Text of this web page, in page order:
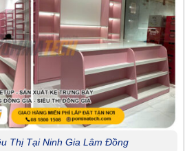
Thị Tại Ninh Gia Lâm Đồng